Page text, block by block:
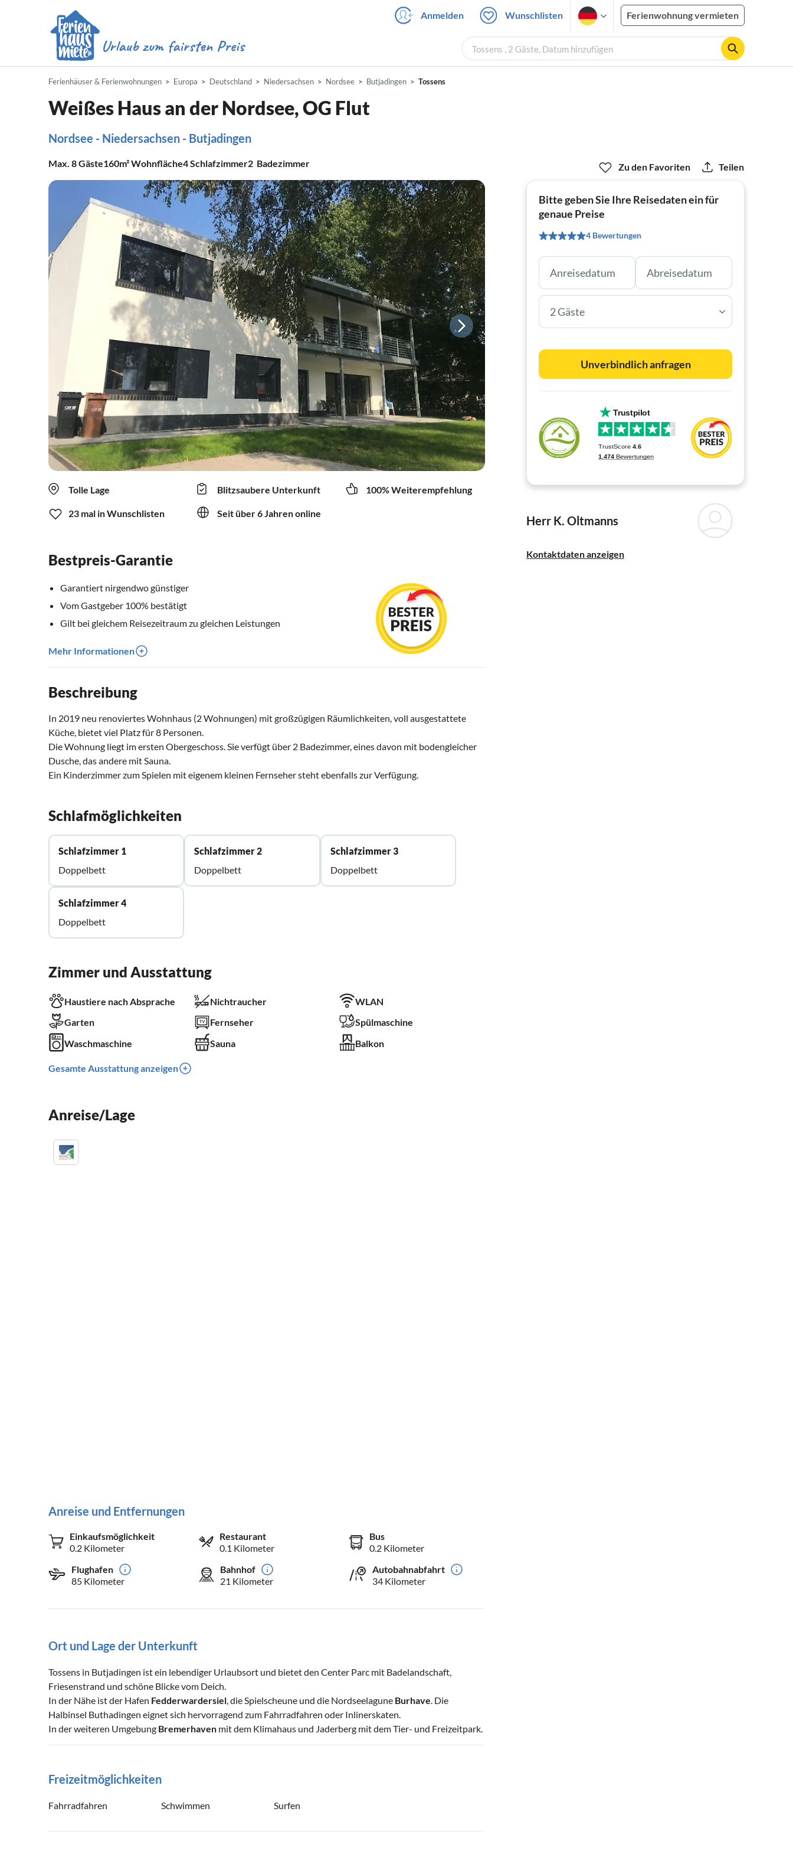
Anmelden Wunschlisten Ferienwohnung vermieten
Tossens , 2 Gäste, Datum hinzufügen
Ferienhäuser & Ferienwohnungen Europa Deutschland Niedersachsen Nordsee Butjadingen Tossens
Weißes Haus an der Nordsee, OG Flut
Nordsee - Niedersachsen - Butjadingen
Max. 8Gäste160m²Wohnfläche4Schlafzimmer2 Badezimmer
Tolle Lage Blitzsaubere Unterkunft 100% Weiterempfehlung
23 mal in Wunschlisten Seit über 6 Jahren online
Bestpreis-Garantie
Garantiert nirgendwo günstiger
Vom Gastgeber 100% bestätigt
Gilt bei gleichem Reisezeitraum zu gleichen Leistungen
Mehr Informationen
Beschreibung
In 2019 neu renoviertes Wohnhaus (2 Wohnungen) mit großzügigen Räumlichkeiten, voll ausgestattete
Küche, bietet viel Platz für 8 Personen.
Die Wohnung liegt im ersten Obergeschoss. Sie verfügt über 2 Badezimmer, eines davon mit bodengleicher
Dusche, das andere mit Sauna.
Ein Kinderzimmer zum Spielen mit eigenem kleinen Fernseher steht ebenfalls zur Verfügung.
Schlafmöglichkeiten
Schlafzimmer 1
Doppelbett
Schlafzimmer 2
Doppelbett
Schlafzimmer 3
Doppelbett
Schlafzimmer 4
Doppelbett
Zimmer und Ausstattung
Haustiere nach Absprache Nichtraucher
WLAN
Garten
Fernseher
Spülmaschine
Waschmaschine
Sauna Balkon
Gesamte Ausstattung anzeigen
Anreise/Lage
Anreise und Entfernungen
Einkaufsmöglichkeit
0.2 Kilometer
Restaurant
0.1 Kilometer
Bus
0.2 Kilometer
Flughafen
85 Kilometer
Bahnhof
21 Kilometer
Autobahnabfahrt
34 Kilometer
Ort und Lage der Unterkunft
Tossens in Butjadingen ist ein lebendiger Urlaubsort und bietet den Center Parc mit Badelandschaft,
Friesenstrand und schöne Blicke vom Deich.
In der Nähe ist der Hafen Fedderwardersiel , die Spielscheune und die Nordseelagune Burhave . Die
Halbinsel Buthadingen eignet sich hervorragend zum Fahrradfahren oder Inlinerskaten.
In der weiteren Umgebung Bremerhaven mit dem Klimahaus und Jaderberg mit dem Tier- und Freizeitpark.
Freizeitmöglichkeiten
Fahrradfahren Schwimmen Surfen
Zu den Favoriten Teilen
Bitte geben Sie Ihre Reisedaten ein für
genaue Preise
4 Bewertungen
2 Gäste
Unverbindlich anfragen
Herr K. Oltmanns
Kontaktdaten anzeigen